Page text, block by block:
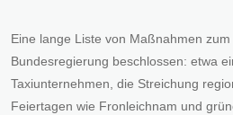
Eine lange Liste von Maßnahmen
Bundesregierung beschlossen: etwa
Taxiunternehmen, die Streichung
Feiertagen wie Fronleichnam und